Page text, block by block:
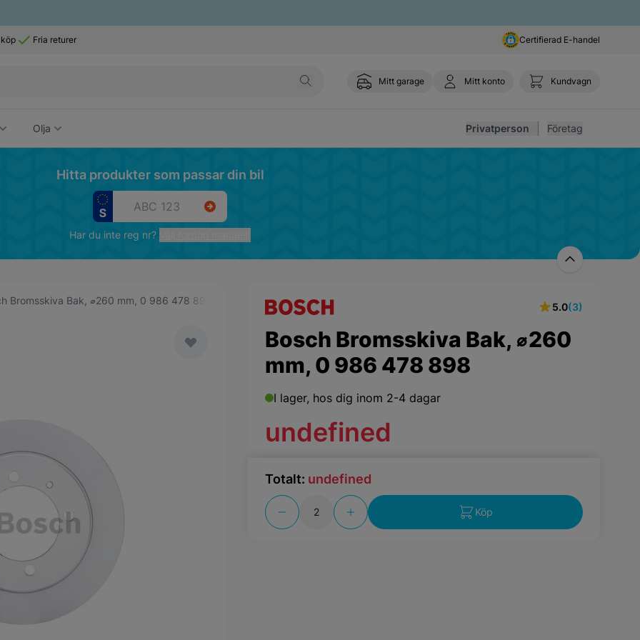
Fria returer Certifierad E-handel
Mitt garage Mitt konto Kundvagn
Olja Privatperson Företag
Hitta produkter som passar din bil
Har du inte reg nr?
Bromsskiva Bak, ⌀260 mm, 0 986 478 898
5.0(3)
Bosch Bromsskiva Bak, ⌀260
mm, 0 986 478 898
I lager, hos dig inom 2-4 dagar
Totalt: undefined
Antal
Köp
undefined